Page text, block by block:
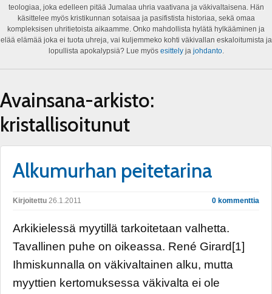
teologiaa, joka edelleen pitää Jumalaa uhria vaativana ja väkivaltaisena. Hän
käsittelee myös kristikunnan sotaisaa ja pasifistista historiaa, sekä omaa
kompleksisen uhritietoista aikaamme. Onko mahdollista hylätä hylkääminen ja
elää elämää joka ei tuota uhreja, vai kuljemmeko kohti väkivallan eskaloitumista ja
lopullista apokalypsiä? Lue myös esittelyja johdanto.
Avainsana-arkisto:
kristallisoitunut
Alkumurhan peitetarina
Kirjoitettu 26.1.2011 0 kommenttia
Arkikielessä myytillä tarkoitetaan valhetta.
Tavallinen puhe on oikeassa. René Girard[1]
Ihmiskunnalla on väkivaltainen alku, mutta
myyttien kertomuksessa väkivalta ei ole